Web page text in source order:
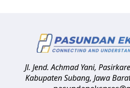
Jl. Jend. Achmad Yani,
Kabupaten Subang, Jawa